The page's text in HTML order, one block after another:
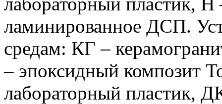
ламинированное ДСП.
средам: КГ –
– эпоксидный композит
лабораторный пластик,